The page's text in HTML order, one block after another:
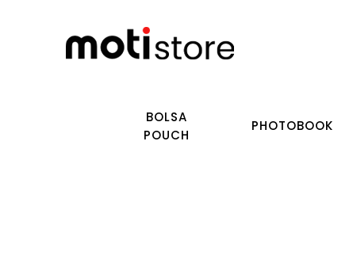
BOLSA
POUCH
PHOTOBOOK